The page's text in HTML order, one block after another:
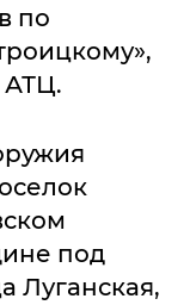
по
АТЦ.
под
Луганская,